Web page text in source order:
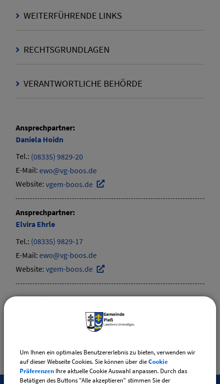
WEITERFÜHRENDE LINKS
RECHTSGRUNDLAGEN
VERANTWORTLICHE BEHÖRDE
Ansprechpartner:
Daniela Hoidn
Tel.: (08335) 9829-20
E-Mail: ewo@vg-boos.de
Website: vgem-boos.de
Ansprechpartner:
Elvira Ehrle
Tel.: (08335) 9829-17
E-Mail: ewo@vg-boos.de
Website: vgem-boos.de
Sachgebiete
Einwohnermelde- / Passamt
Um Ihnen ein optimales Benutzererlebnis zu bieten, verwenden wir
auf dieser Webseite Cookies. Sie können über dieCookie
Präferenzen Ihre aktuelle Cookie Auswahl anpassen. Durch das
Betätigen des Buttons "Alle akzeptieren" stimmen Sie der